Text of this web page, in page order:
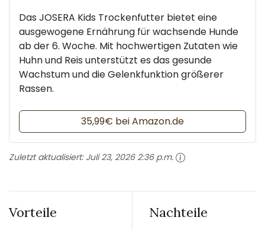
Das JOSERA Kids Trockenfutter bietet eine
ausgewogene Ernährung für wachsende Hunde
ab der 6. Woche. Mit hochwertigen Zutaten wie
Huhn und Reis unterstützt es das gesunde
Wachstum und die Gelenkfunktion größerer
Rassen.
35,99€ bei Amazon.de
Zuletzt aktualisiert: Juli 23, 2026 2:36 p.m.
Vorteile Nachteile